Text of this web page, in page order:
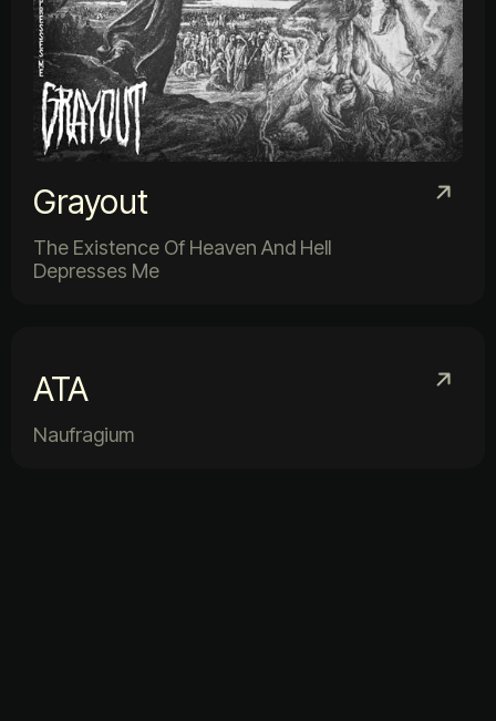
Grayout
The Existence Of Heaven And Hell
Depresses Me
ATA
Naufragium